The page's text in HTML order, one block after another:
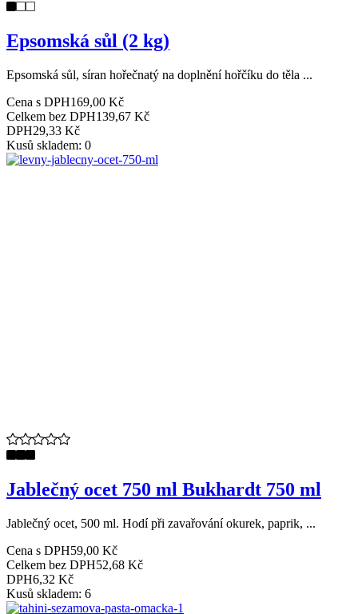
Epsomská sůl (2 kg)
Epsomská sůl, síran hořečnatý na doplnění hořčíku do těla ...
Cena s DPH169,00 Kč
Celkem bez DPH139,67 Kč
DPH29,33 Kč
Kusů skladem: 0
Jablečný ocet 750 ml Bukhardt 750 ml
Jablečný ocet, 500 ml. Hodí při zavařování okurek, paprik, ...
Cena s DPH59,00 Kč
Celkem bez DPH52,68 Kč
DPH6,32 Kč
Kusů skladem: 6